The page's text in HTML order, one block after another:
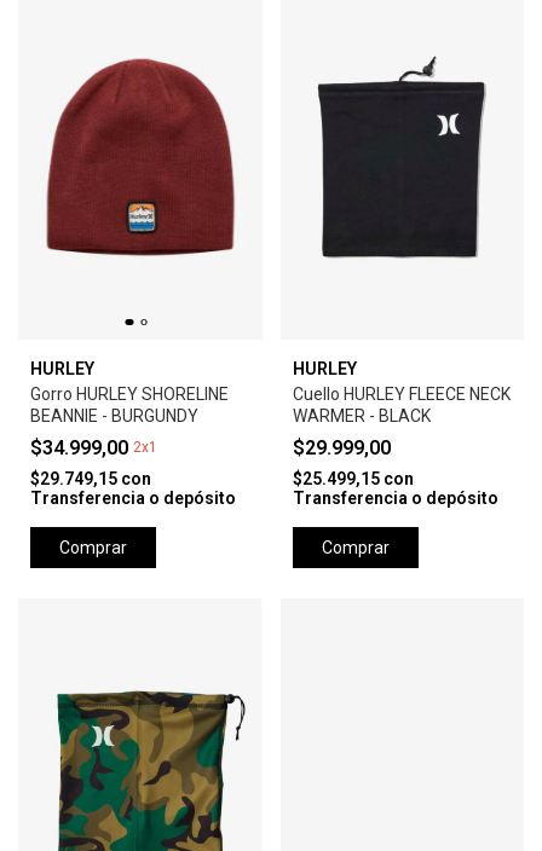
HURLEY
Gorro HURLEY SHORELINE
BEANNIE - BURGUNDY
$34.999,00 2x1
$29.749,15 con
Transferencia o depósito
Comprar
HURLEY
Cuello HURLEY FLEECE NECK
WARMER - BLACK
$29.999,00
$25.499,15 con
Transferencia o depósito
Comprar